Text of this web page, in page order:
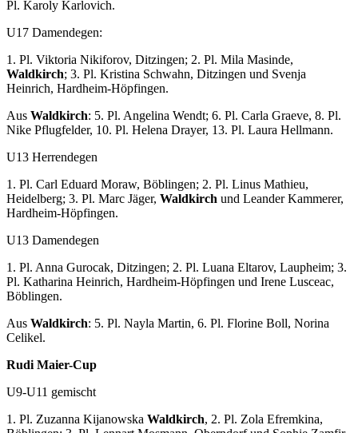
Pl. Karoly Karlovich.
U17 Damendegen:
1. Pl. Viktoria Nikiforov, Ditzingen; 2. Pl. Mila Masinde,
Waldkirch; 3. Pl. Kristina Schwahn, Ditzingen und Svenja
Heinrich, Hardheim-Höpfingen.
Aus Waldkirch: 5. Pl. Angelina Wendt; 6. Pl. Carla Graeve, 8. Pl.
Nike Pflugfelder, 10. Pl. Helena Drayer, 13. Pl. Laura Hellmann.
U13 Herrendegen
1. Pl. Carl Eduard Moraw, Böblingen; 2. Pl. Linus Mathieu,
Heidelberg; 3. Pl. Marc Jäger, Waldkirch und Leander Kammerer,
Hardheim-Höpfingen.
U13 Damendegen
1. Pl. Anna Gurocak, Ditzingen; 2. Pl. Luana Eltarov, Laupheim; 3.
Pl. Katharina Heinrich, Hardheim-Höpfingen und Irene Lusceac,
Böblingen.
Aus Waldkirch: 5. Pl. Nayla Martin, 6. Pl. Florine Boll, Norina
Celikel.
Rudi Maier-Cup
U9-U11 gemischt
1. Pl. Zuzanna Kijanowska Waldkirch, 2. Pl. Zola Efremkina,